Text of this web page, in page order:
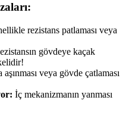
rezistans patlaması veya
gövdeye kaçak
aşınması veya gövde çatlaması
İç mekanizmanın yanması